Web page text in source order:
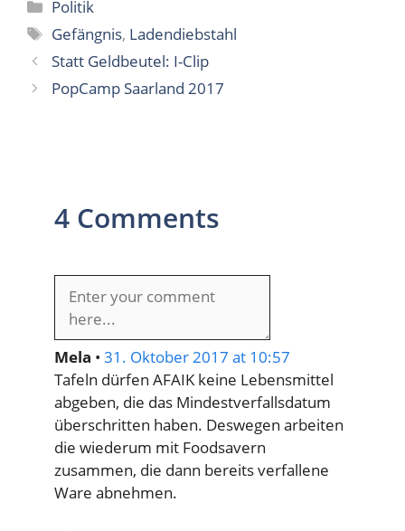
Politik
Schlagwörter
Gefängnis, Ladendiebstahl
Statt Geldbeutel: I-Clip
PopCamp Saarland 2017
4 Comments
Mela • 31. Oktober 2017 at 10:57
Tafeln dürfen AFAIK keine Lebensmittel
abgeben, die das Mindestverfallsdatum
überschritten haben. Deswegen arbeiten
die wiederum mit Foodsavern
zusammen, die dann bereits verfallene
Ware abnehmen.